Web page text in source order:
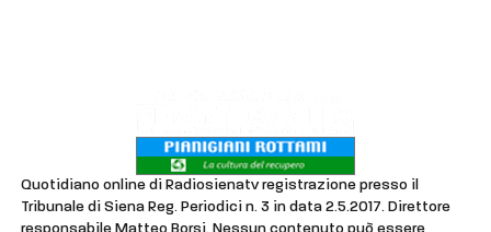
Quotidiano online di Radiosienatv registrazione presso il
Tribunale di Siena Reg. Periodici n. 3 in data 2.5.2017. Direttore